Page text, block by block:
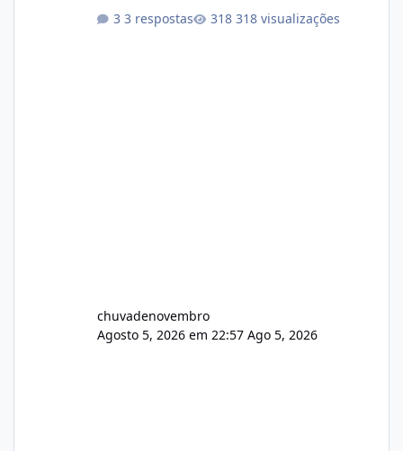
3 respostas 318 visualizações
chuvadenovembro
Agosto 5, 2026 em 22:57 Ago 5, 2026